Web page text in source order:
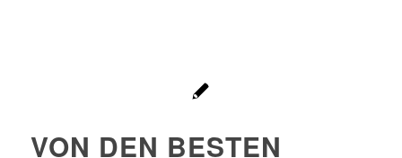
VON DEN BESTEN